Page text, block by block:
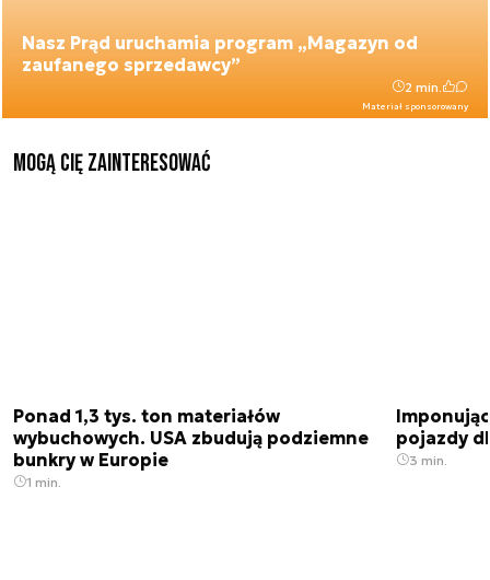
Nasz Prąd uruchamia program „Magazyn od
zaufanego sprzedawcy”
Materiał sponsorowany
2 min.
Mogą Cię zainteresować
Ponad 1,3 tys. ton materiałów
wybuchowych. USA zbudują podziemne
bunkry w Europie
1 min.
pojazdy
3 min.